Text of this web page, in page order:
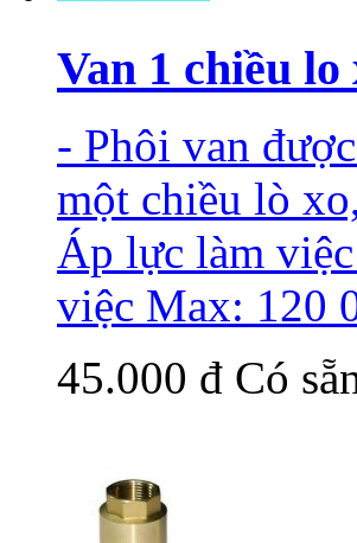
Van 1 chiều
- Phôi van
một chiều lò
Áp lực làm
việc Max: 120
45.000 đ Có